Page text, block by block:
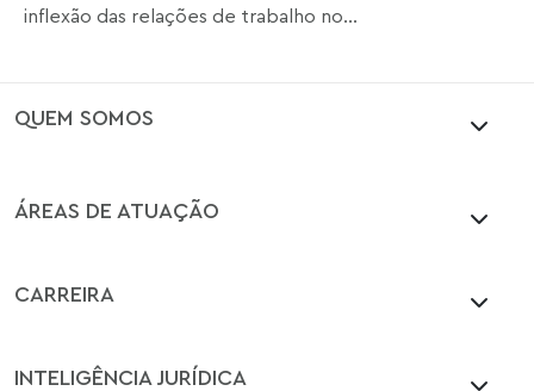
inflexão das relações de trabalho no...
QUEM SOMOS
ÁREAS DE ATUAÇÃO
CARREIRA
INTELIGÊNCIA JURÍDICA